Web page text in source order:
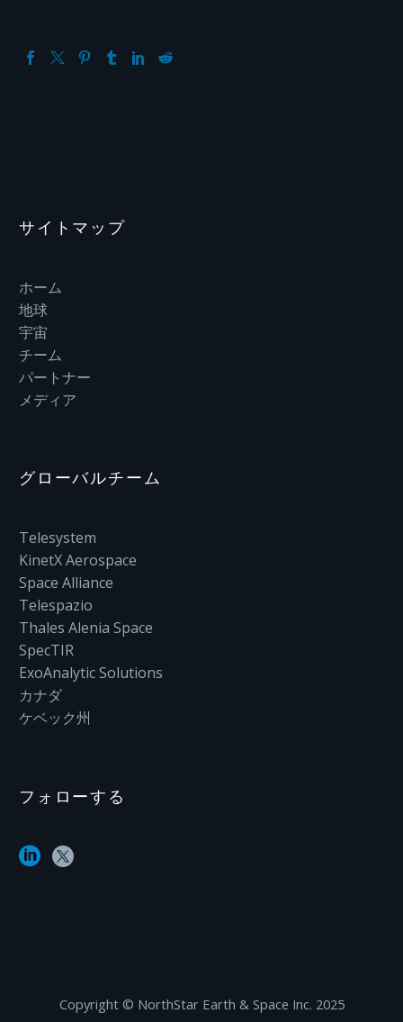
サイトマップ
ホーム
地球
宇宙
チーム
パートナー
メディア
グローバルチーム
Telesystem
KinetX Aerospace
Space Alliance
Telespazio
Thales Alenia Space
SpecTIR
ExoAnalytic Solutions
カナダ
ケベック州
フォローする
Copyright ©‎ NorthStar Earth & Space Inc. 2025